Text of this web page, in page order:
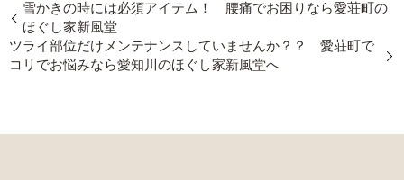
雪かきの時には必須アイテム！ 腰痛でお困りなら愛荘町の
ほぐし家新風堂
ツライ部位だけメンテナンスしていませんか？？ 愛荘町で
コリでお悩みなら愛知川のほぐし家新風堂へ